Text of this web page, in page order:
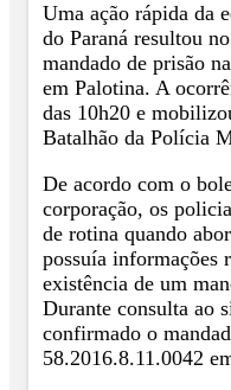
Uma ação rápida da
do Paraná resultou
mandado de prisão
em Palotina. A
das 10h20 e
Batalhão da Polícia
De acordo com o
corporação, os
de rotina quando
possuía informações
existência de um
Durante consulta ao
confirmado o
58.2016.8.11.0042